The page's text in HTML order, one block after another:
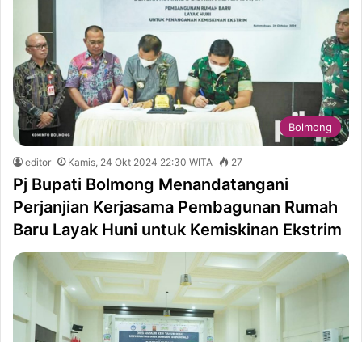
Bolmong
editor Kamis, 24 Okt 2024 22:30 WITA 27
Pj Bupati Bolmong Menandatangani
Perjanjian Kerjasama Pembagunan Rumah
Baru Layak Huni untuk Kemiskinan Ekstrim